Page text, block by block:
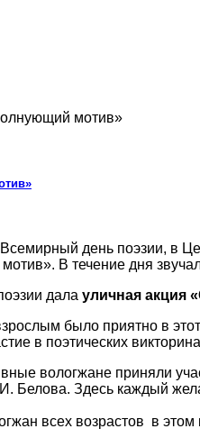
мотив»
день поэзии, в
В течение дня
дала уличная акция
было приятно в
в поэтических
вологжане приняли
Белова. Здесь каждый
всех возрастов в